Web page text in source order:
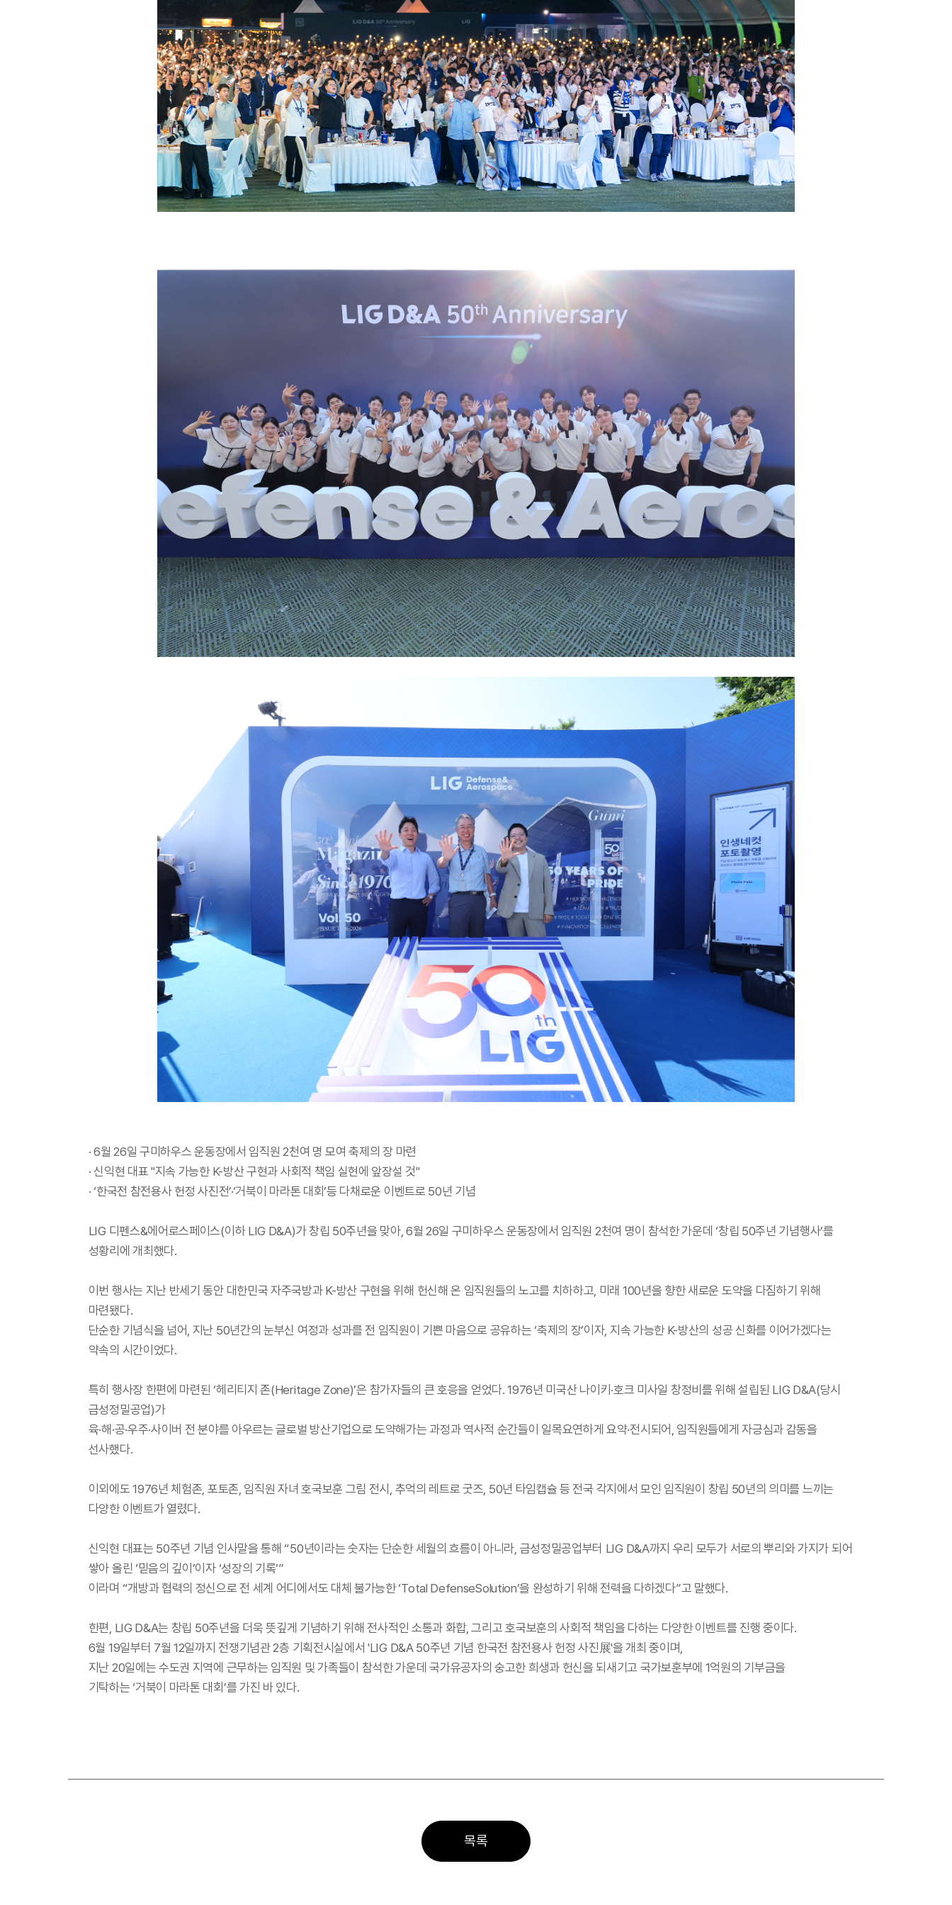
· 6월 26일 구미하우스 운동장에서 임직원 2천여 명 모여 축제의 장 마련
· 신익현 대표 "지속 가능한 K-방산 구현과 사회적 책임 실현에 앞장설 것"
· ‘한국전 참전용사 헌정 사진전’·‘거북이 마라톤 대회’등 다채로운 이벤트로 50년 기념
LIG 디펜스&에어로스페이스(이하 LIG D&A)가 창립 50주년을 맞아, 6월 26일 구미하우스 운동장에서 임직원 2천여 명이 참석한 가운데 ‘창립 50주년 기념행사’를
성황리에 개최했다.
이번 행사는 지난 반세기 동안 대한민국 자주국방과 K-방산 구현을 위해 헌신해 온 임직원들의 노고를 치하하고, 미래 100년을 향한 새로운 도약을 다짐하기 위해
마련됐다.
단순한 기념식을 넘어, 지난 50년간의 눈부신 여정과 성과를 전 임직원이 기쁜 마음으로 공유하는 ‘축제의 장’이자, 지속 가능한 K-방산의 성공 신화를 이어가겠다는
약속의 시간이었다.
특히 행사장 한편에 마련된 ‘헤리티지 존(Heritage Zone)’은 참가자들의 큰 호응을 얻었다. 1976년 미국산 나이키·호크 미사일 창정비를 위해 설립된 LIG D&A(당시
금성정밀공업)가
육·해·공·우주·사이버 전 분야를 아우르는 글로벌 방산기업으로 도약해가는 과정과 역사적 순간들이 일목요연하게 요약·전시되어, 임직원들에게 자긍심과 감동을
선사했다.
이외에도 1976년 체험존, 포토존, 임직원 자녀 호국보훈 그림 전시, 추억의 레트로 굿즈, 50년 타임캡슐 등 전국 각지에서 모인 임직원이 창립 50년의 의미를 느끼는
다양한 이벤트가 열렸다.
신익현 대표는 50주년 기념 인사말을 통해 “50년이라는 숫자는 단순한 세월의 흐름이 아니라, 금성정밀공업부터 LIG D&A까지 우리 모두가 서로의 뿌리와 가지가 되어
쌓아 올린 ‘믿음의 깊이’이자 ‘성장의 기록’”
이라며 “개방과 협력의 정신으로 전 세계 어디에서도 대체 불가능한 ‘Total DefenseSolution’을 완성하기 위해 전력을 다하겠다”고 말했다.
한편, LIG D&A는 창립 50주년을 더욱 뜻깊게 기념하기 위해 전사적인 소통과 화합, 그리고 호국보훈의 사회적 책임을 다하는 다양한 이벤트를 진행 중이다.
6월 19일부터 7월 12일까지 전쟁기념관 2층 기획전시실에서 'LIG D&A 50주년 기념 한국전 참전용사 헌정 사진展'을 개최 중이며,
지난 20일에는 수도권 지역에 근무하는 임직원 및 가족들이 참석한 가운데 국가유공자의 숭고한 희생과 헌신을 되새기고 국가보훈부에 1억원의 기부금을
기탁하는 ‘거북이 마라톤 대회’를 가진 바 있다.
목록